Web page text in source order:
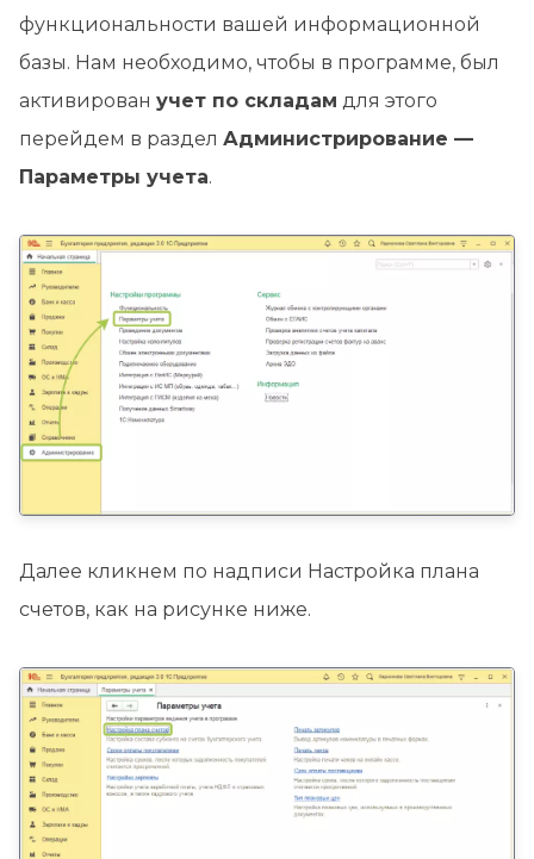
функциональности вашей информационной
базы. Нам необходимо, чтобы в программе, был
активирован учет по складам для этого
перейдем в раздел Администрирование —
Параметры учета.
Далее кликнем по надписи Настройка плана
счетов, как на рисунке ниже.